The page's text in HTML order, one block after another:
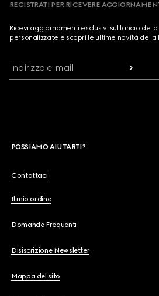
REGISTRATI PER RICEVERE
Ricevi aggiornamenti esclusivi sul lancio
personalizzate e scopri le ultime novità della
Indirizzo e-mail
POSSIAMO AIUTARTI?
Contattaci
Il mio ordine
Domande Frequenti
Disiscrizione Newsletter
Mappa del sito